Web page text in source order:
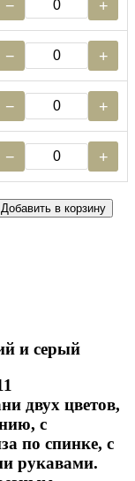
− +
− +
− +
− +
Добавить в корзину
и серый
двух цветов,
с
по спинке, с
рукавами.